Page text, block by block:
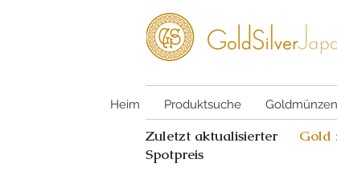
Heim Produktsuche Goldmünzen
Zuletzt aktualisierter
Spotpreis
Gold